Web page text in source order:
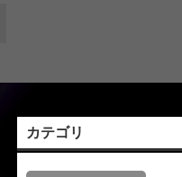
カテゴリ